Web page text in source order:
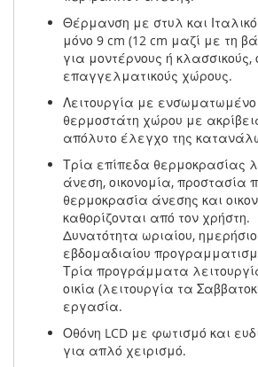
Θέρμανση με στυλ και
μόνο 9 cm (12 cm μαζί με τη
για μοντέρνους ή κλασσικούς,
επαγγελματικούς χώρους.
Λειτουργία με
θερμοστάτη χώρου με
απόλυτο έλεγχο της
Τρία επίπεδα θερμοκρασίας
άνεση, οικονομία, προστασία
θερμοκρασία άνεσης και
καθορίζονται από τον χρήστη.
Δυνατότητα ωριαίου,
εβδομαδιαίου
Τρία προγράμματα
οικία (λειτουργία τα
εργασία.
Οθόνη LCD με φωτισμό και
για απλό χειρισμό.